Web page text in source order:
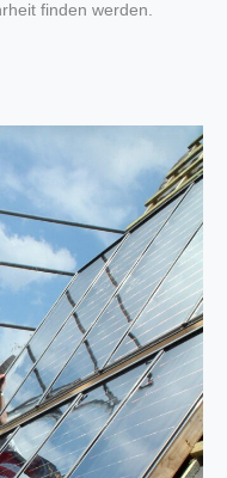
finden werden.